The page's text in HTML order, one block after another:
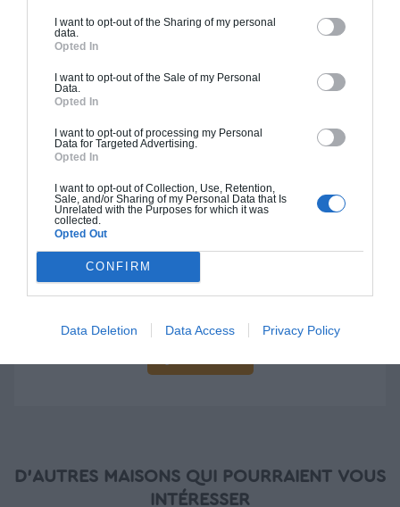
I want to opt-out of the Sharing of my personal
data.
Opted In
I want to opt-out of the Sale of my Personal
Data.
Opted In
I want to opt-out of processing my Personal
Data for Targeted Advertising.
Opted In
I want to opt-out of Collection, Use, Retention,
Sale, and/or Sharing of my Personal Data that Is
Unrelated with the Purposes for which it was
collected.
Opted Out
CONFIRM
Data Deletion Data Access Privacy Policy
Chiffrage estimatif pour : Fondations et normes
(RT 2020). Finitions haut de gamme. Le prix "clé
en main" inclut le gros oeuvre et le second
oeuvre (cuisine, peinture, sols...), mais exclut
piscine, jardin et clôture.
À partir de
281 000€ TTC
D'AUTRES MAISONS QUI POURRAIENT VOUS
INTÉRESSER